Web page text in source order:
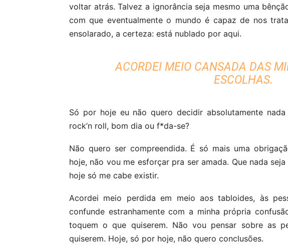
voltar atrás. Talvez a ignorância seja mesmo uma
com que eventualmente o mundo é capaz de nos
ensolarado, a certeza: está nublado por aqui.
ACORDEI MEIO CANSADA DAS
ESCOLHAS.
Só por hoje eu não quero decidir absolutamente
rock’n roll, bom dia ou f*da-se?
Não quero ser compreendida. É só mais uma
hoje, não vou me esforçar pra ser amada. Que nada
hoje só me cabe existir.
Acordei meio perdida em meio aos tabloides, às
confunde estranhamente com a minha própria
toquem o que quiserem. Não vou pensar sobre as
quiserem. Hoje, só por hoje, não quero conclusões.